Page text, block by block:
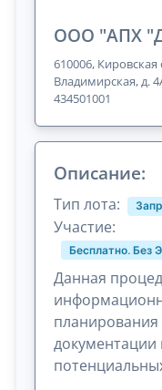
ООО "АПХ
610006, Кировская
Владимирская, д.
434501001
Описание:
Тип лота:
Участие:
Бесплатно. Без
Данная
планирования
документации